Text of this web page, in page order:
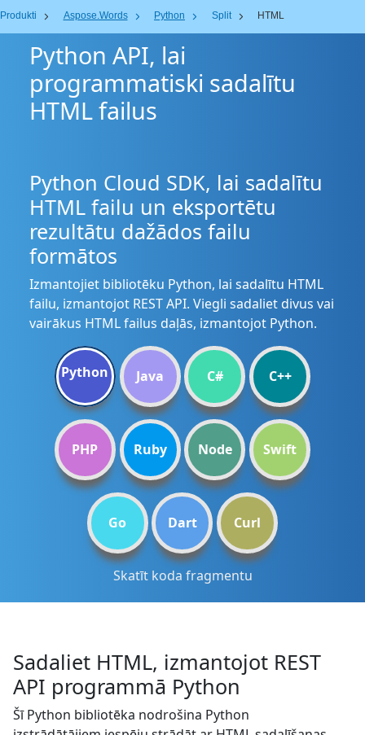
Produkti Aspose.Words Python Split HTML
Python API, lai
programmatiski sadalītu
HTML failus
Python Cloud SDK, lai sadalītu
HTML failu un eksportētu
rezultātu dažādos failu
formātos
Izmantojiet bibliotēku Python, lai sadalītu HTML
failu, izmantojot REST API. Viegli sadaliet divus vai
vairākus HTML failus daļās, izmantojot Python.
Python Java C# C++
PHP Ruby Node Swift
Go Dart Curl
Skatīt koda fragmentu
Sadaliet HTML, izmantojot REST
API programmā Python
Šī Python bibliotēka nodrošina Python